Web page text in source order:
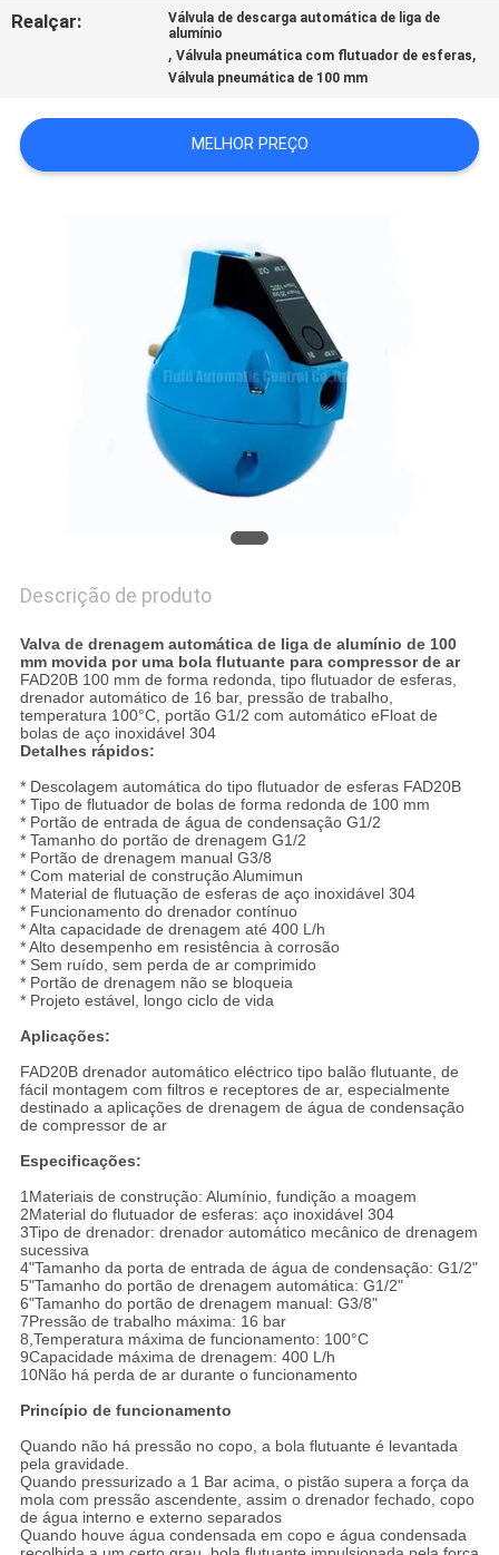
MAPA
Realçar:
Válvula de descarga automática de liga de
alumínio
,Válvula pneumática com flutuador de esferas,
Válvula pneumática de 100 mm
MELHOR PREÇO
Descrição de produto
Valva de drenagem automática de liga de alumínio de 100
mm movida por uma bola flutuante para compressor de ar
FAD20B 100 mm de forma redonda, tipo flutuador de esferas,
drenador automático de 16 bar, pressão de trabalho,
temperatura 100°C, portão G1/2 com automático eFloat de
bolas de aço inoxidável 304
Detalhes rápidos:
* Descolagem automática do tipo flutuador de esferas FAD20B
* Tipo de flutuador de bolas de forma redonda de 100 mm
* Portão de entrada de água de condensação G1/2
* Tamanho do portão de drenagem G1/2
* Portão de drenagem manual G3/8
* Com material de construção Alumimun
* Material de flutuação de esferas de aço inoxidável 304
* Funcionamento do drenador contínuo
* Alta capacidade de drenagem até 400 L/h
* Alto desempenho em resistência à corrosão
* Sem ruído, sem perda de ar comprimido
* Portão de drenagem não se bloqueia
* Projeto estável, longo ciclo de vida
Aplicações:
FAD20B drenador automático eléctrico tipo balão flutuante, de
fácil montagem com filtros e receptores de ar, especialmente
destinado a aplicações de drenagem de água de condensação
de compressor de ar
Especificações:
1Materiais de construção: Alumínio, fundição a moagem
2Material do flutuador de esferas: aço inoxidável 304
3Tipo de drenador: drenador automático mecânico de drenagem
sucessiva
4"Tamanho da porta de entrada de água de condensação: G1/2"
5"Tamanho do portão de drenagem automática: G1/2"
6"Tamanho do portão de drenagem manual: G3/8"
7Pressão de trabalho máxima: 16 bar
8,Temperatura máxima de funcionamento: 100°C
9Capacidade máxima de drenagem: 400 L/h
10Não há perda de ar durante o funcionamento
Princípio de funcionamento
Quando não há pressão no copo, a bola flutuante é levantada
pela gravidade.
Quando pressurizado a 1 Bar acima, o pistão supera a força da
mola com pressão ascendente, assim o drenador fechado, copo
de água interno e externo separados
Quando houve água condensada em copo e água condensada